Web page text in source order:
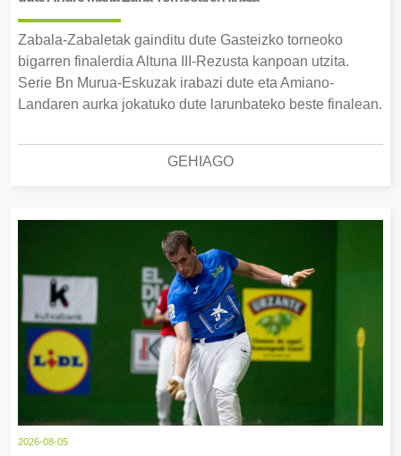
Zabala-Zabaletak gainditu dute Gasteizko torneoko
bigarren finalerdia Altuna III-Rezusta kanpoan utzita.
Serie Bn Murua-Eskuzak irabazi dute eta Amiano-
Landaren aurka jokatuko dute larunbateko beste finalean.
GEHIAGO
2026-08-05